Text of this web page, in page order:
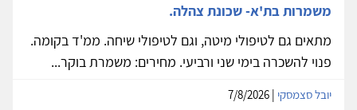
משמרות בת'א- שכונת צהלה.
מתאים גם לטיפולי מיטה, וגם לטיפולי שיחה. ממ'ד בקומה.
פנוי להשכרה בימי שני ורביעי. מחירים: משמרת בוקר...
יובל סצמסקי